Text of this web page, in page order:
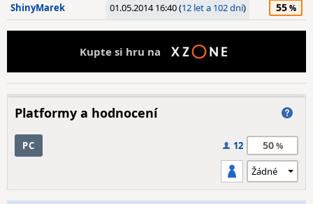
ShinyMarek 01.05.2014 16:40 (12 let a 102 dní) 55
Kupte si hru na
Platformy a hodnocení
PC 12 50